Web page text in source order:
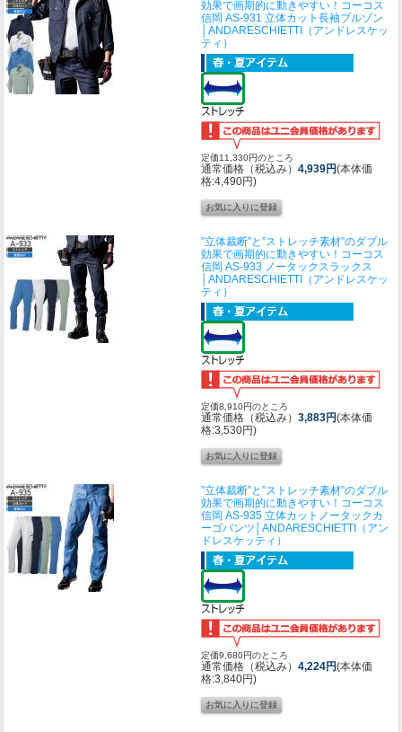
効果で画期的に動きやすい！ コーコス
信岡 AS-931 立体カット長袖ブルゾン
│ANDARESCHIETTI（アンドレスケッ
ティ）
定価11,330円のところ
通常価格（税込み） 4,939円(本体価
格:4,490円)
”立体裁断”と”ストレッチ素材”のダブル
効果で画期的に動きやすい！ コーコス
信岡 AS-933 ノータックスラックス
│ANDARESCHIETTI（アンドレスケッ
ティ）
定価8,910円のところ
通常価格（税込み） 3,883円(本体価
格:3,530円)
”立体裁断”と”ストレッチ素材”のダブル
効果で画期的に動きやすい！ コーコス
信岡 AS-935 立体カットノータックカ
ーゴパンツ│ANDARESCHIETTI（アン
ドレスケッティ）
定価9,680円のところ
通常価格（税込み） 4,224円(本体価
格:3,840円)